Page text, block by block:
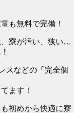
も無料で完備！
寮が汚い、狭い…
スなどの「完全個
ます！
初めから快適に寮